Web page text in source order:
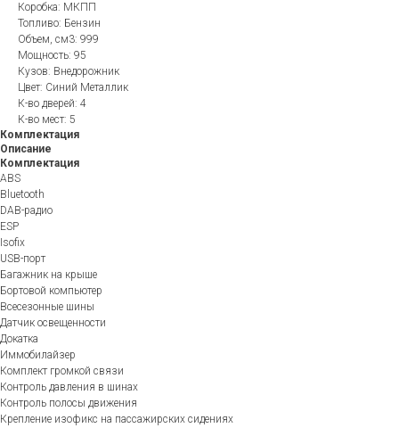
Коробка: МКПП
Топливо: Бензин
Объем, см3: 999
Мощность: 95
Кузов: Внедорожник
Цвет: Синий Металлик
К-во дверей: 4
К-во мест: 5
Комплектация
Описание
Комплектация
ABS
Bluetooth
DAB-радио
ESP
Isofix
USB-порт
Багажник на крыше
Бортовой компьютер
Всесезонные шины
Датчик освещенности
Докатка
Иммобилайзер
Комплект громкой связи
Контроль давления в шинах
Контроль полосы движения
Крепление изофикс на пассажирских сидениях